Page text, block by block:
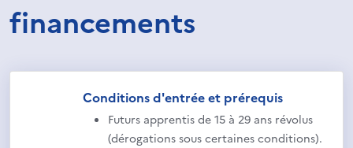
financements
Conditions d'entrée et prérequis
Futurs apprentis de 15 à 29 ans révolus
(dérogations sous certaines conditions).